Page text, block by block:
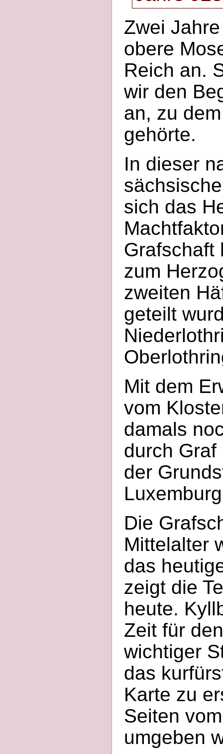
Zwei
obere
Reich an.
wir den
an, zu
gehörte.
In dieser
sich das
Grafschaft
zum
zweiten
geteilt
Mit dem
vom
damals
durch
der
Die
Mittelalter
das
zeigt die
heute.
Zeit für
wichtiger
das
Karte zu
Seiten
umgeben